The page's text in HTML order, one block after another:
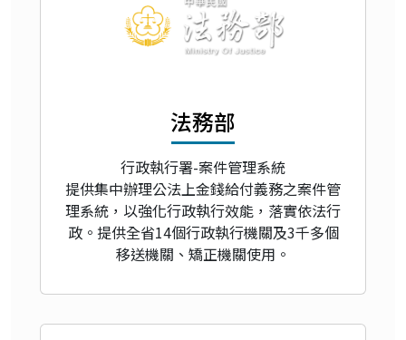
法務部
行政執行署-案件管理系統
提供集中辦理公法上金錢給付義務之案件管
理系統，以強化行政執行效能，落實依法行
政。提供全省14個行政執行機關及3千多個
移送機關、矯正機關使用。